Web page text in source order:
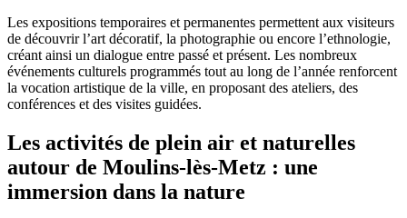
Les expositions temporaires et permanentes permettent aux visiteurs
de découvrir l’art décoratif, la photographie ou encore l’ethnologie,
créant ainsi un dialogue entre passé et présent. Les nombreux
événements culturels programmés tout au long de l’année renforcent
la vocation artistique de la ville, en proposant des ateliers, des
conférences et des visites guidées.
Les activités de plein air et naturelles
autour de Moulins-lès-Metz : une
immersion dans la nature